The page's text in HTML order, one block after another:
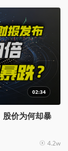
02:34
股价为何却暴
4.2w